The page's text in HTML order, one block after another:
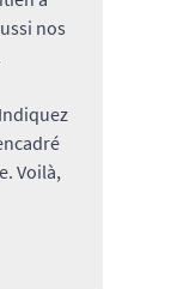
nos
Voilà,